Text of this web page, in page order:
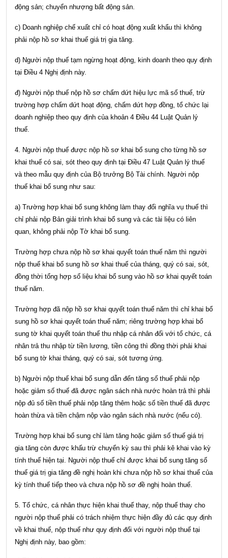
động sản; chuyển nhượng bất động sản.
c) Doanh nghiệp chế xuất chỉ có hoạt động xuất khẩu thì không
phải nộp hồ sơ khai thuế giá trị gia tăng.
d) Người nộp thuế tạm ngừng hoạt động, kinh doanh theo quy định
tại Điều 4 Nghị định này.
đ) Người nộp thuế nộp hồ sơ chấm dứt hiệu lực mã số thuế, trừ
trường hợp chấm dứt hoạt động, chấm dứt hợp đồng, tổ chức lại
doanh nghiệp theo quy định của khoản 4 Điều 44 Luật Quản lý
thuế.
4. Người nộp thuế được nộp hồ sơ khai bổ sung cho từng hồ sơ
khai thuế có sai, sót theo quy định tại Điều 47 Luật Quản lý thuế
và theo mẫu quy định của Bộ trưởng Bộ Tài chính. Người nộp
thuế khai bổ sung như sau:
a) Trường hợp khai bổ sung không làm thay đổi nghĩa vụ thuế thì
chỉ phải nộp Bản giải trình khai bổ sung và các tài liệu có liên
quan, không phải nộp Tờ khai bổ sung.
Trường hợp chưa nộp hồ sơ khai quyết toán thuế năm thì người
nộp thuế khai bổ sung hồ sơ khai thuế của tháng, quý có sai, sót,
đồng thời tổng hợp số liệu khai bổ sung vào hồ sơ khai quyết toán
thuế năm.
Trường hợp đã nộp hồ sơ khai quyết toán thuế năm thì chỉ khai bổ
sung hồ sơ khai quyết toán thuế năm; riêng trường hợp khai bổ
sung tờ khai quyết toán thuế thu nhập cá nhân đối với tổ chức, cá
nhân trả thu nhập từ tiền lương, tiền công thì đồng thời phải khai
bổ sung tờ khai tháng, quý có sai, sót tương ứng.
b) Người nộp thuế khai bổ sung dẫn đến tăng số thuế phải nộp
hoặc giảm số thuế đã được ngân sách nhà nước hoàn trả thì phải
nộp đủ số tiền thuế phải nộp tăng thêm hoặc số tiền thuế đã được
hoàn thừa và tiền chậm nộp vào ngân sách nhà nước (nếu có).
Trường hợp khai bổ sung chỉ làm tăng hoặc giảm số thuế giá trị
gia tăng còn được khấu trừ chuyển kỳ sau thì phải kê khai vào kỳ
tính thuế hiện tại. Người nộp thuế chỉ được khai bổ sung tăng số
thuế giá trị gia tăng đề nghị hoàn khi chưa nộp hồ sơ khai thuế của
kỳ tính thuế tiếp theo và chưa nộp hồ sơ đề nghị hoàn thuế.
5. Tổ chức, cá nhân thực hiện khai thuế thay, nộp thuế thay cho
người nộp thuế phải có trách nhiệm thực hiện đầy đủ các quy định
về khai thuế, nộp thuế như quy định đối với người nộp thuế tại
Nghị định này, bao gồm: